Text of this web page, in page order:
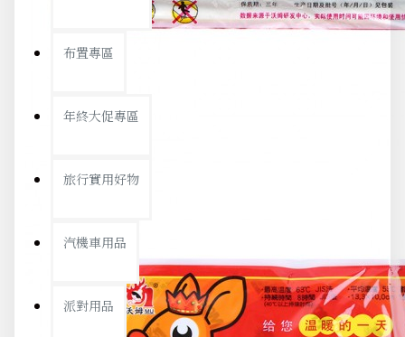
布置專區
年終大促專區
旅行實用好物
汽機車用品
派對用品